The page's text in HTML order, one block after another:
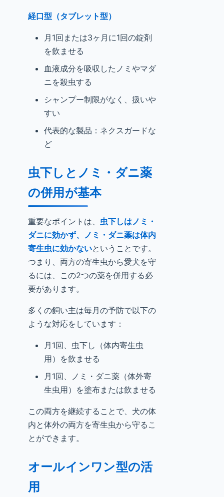
経口型（タブレット型）
月1回または3ヶ月に1回の錠剤
を飲ませる
血液成分を吸収したノミやマダ
ニを殺虫する
シャンプー制限がなく、扱いや
すい
代表的な製品：ネクスガードな
ど
虫下しとノミ・ダニ薬
の併用が基本
重要なポイントは、 虫下しはノミ・
ダニに効かず、ノミ・ダニ薬は体内
寄生虫に効かないということです。
つまり、両方の寄生虫から愛犬を守
るには、この2つの薬を併用する必
要があります。
多くの飼い主は毎月の予防で以下の
ような対応をしています：
月1回、虫下し（体内寄生虫
用）を飲ませる
月1回、ノミ・ダニ薬（体外寄
生虫用）を塗布または飲ませる
この両方を継続することで、犬の体
内と体外の両方を寄生虫から守るこ
とができます。
オールインワン型の活
用